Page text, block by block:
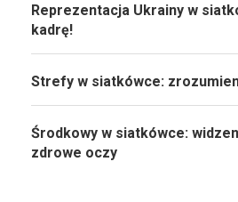
Reprezentacja Ukrainy w
kadrę!
Strefy w siatkówce:
Środkowy w siatkówce:
zdrowe oczy